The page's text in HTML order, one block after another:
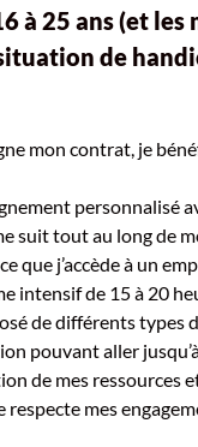
à 25 ans (et les
de
mon contrat, je
personnalisé
suit tout au long de
que j’accède à un
intensif de 15 à 20
de différents types
pouvant aller
de mes ressources
respecte mes